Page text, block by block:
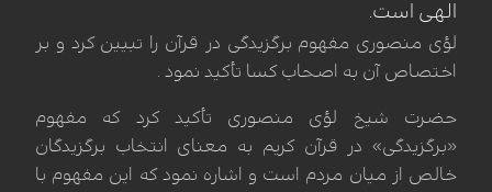
الهی است.
لؤی منصوری مفهوم برگزیدگی در قرآن را تبیین کرد و بر
اختصاص آن به اصحاب کسا تأکید نمود .
حضرت شیخ لؤی منصوری تأکید کرد که مفهوم
«برگزیدگی» در قرآن کریم به معنای انتخاب برگزیدگان
خالص از میان مردم است و اشاره نمود که این مفهوم با